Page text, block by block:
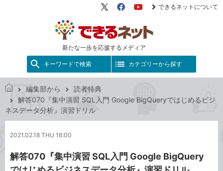
新たな一歩を応援するメディア
X（旧
FacebookYouTube
できるネットについて
キーワードで検索 カテゴリーから探す
で
き
ッ
編集部から
読者特典
解答070『集中演習 SQL入門 Google BigQueryではじめるビジ
ネスデータ分析』演習ドリル
2021.02.18 THU 16:00
解答070『集中演習 SQL入門 Google BigQuery